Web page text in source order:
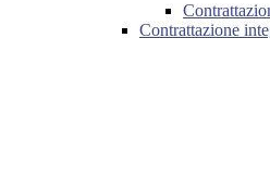
Contrattazione